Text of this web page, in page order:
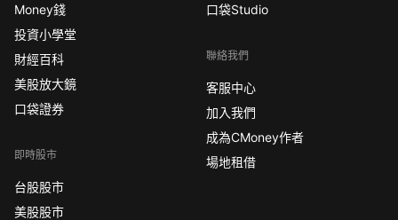
Money錢
投資小學堂
財經百科
美股放大鏡
口袋證券
即時股市
台股股市
美股股市
口袋Studio
聯絡我們
客服中心
加入我們
成為CMoney作者
場地租借